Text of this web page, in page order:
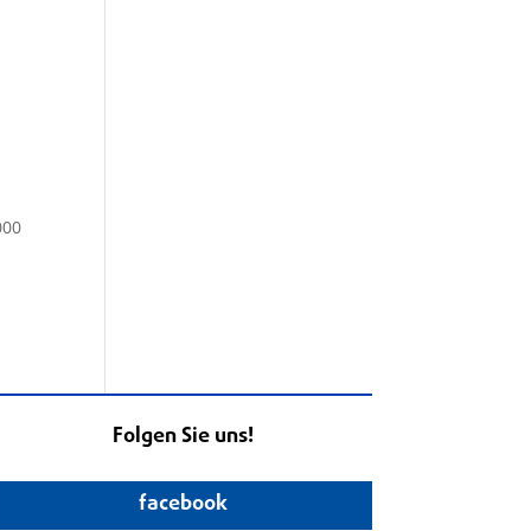
Folgen Sie uns!
facebook